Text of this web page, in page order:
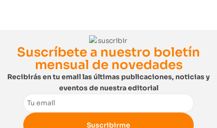
Suscríbete a nuestro boletín
mensual de novedades
Recibirás en tu email las últimas publicaciones, noticias y
eventos de nuestra editorial
Email